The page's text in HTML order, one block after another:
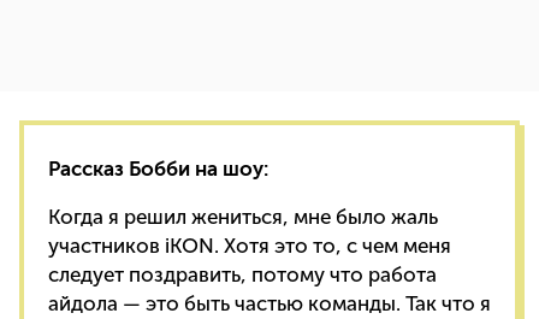
Рассказ Бобби на шоу:
Когда я решил жениться, мне было жаль
участников iKON. Хотя это то, с чем меня
следует поздравить, потому что работа
айдола — это быть частью команды. Так что я